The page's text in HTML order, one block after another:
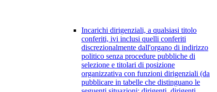
Incarichi dirigenziali, a qualsiasi titolo
conferiti, ivi inclusi quelli conferiti
discrezionalmente dall'organo di indirizzo
politico senza procedure pubbliche di
selezione e titolari di posizione
organizzativa con funzioni dirigenziali (da
pubblicare in tabelle che distinguano le